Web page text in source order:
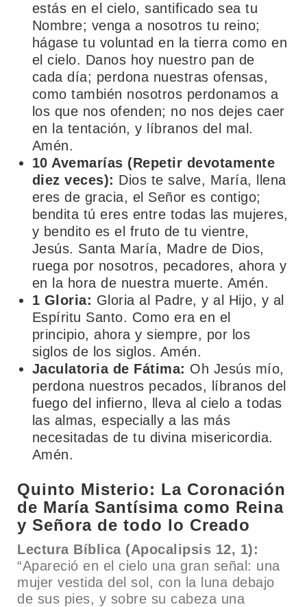
estás en el cielo, santificado sea tu
Nombre; venga a nosotros tu reino;
hágase tu voluntad en la tierra como en
el cielo. Danos hoy nuestro pan de
cada día; perdona nuestras ofensas,
como también nosotros perdonamos a
los que nos ofenden; no nos dejes caer
en la tentación, y líbranos del mal.
Amén.
10 Avemarías (Repetir devotamente
diez veces): Dios te salve, María, llena
eres de gracia, el Señor es contigo;
bendita tú eres entre todas las mujeres,
y bendito es el fruto de tu vientre,
Jesús. Santa María, Madre de Dios,
ruega por nosotros, pecadores, ahora y
en la hora de nuestra muerte. Amén.
1 Gloria: Gloria al Padre, y al Hijo, y al
Espíritu Santo. Como era en el
principio, ahora y siempre, por los
siglos de los siglos. Amén.
Jaculatoria de Fátima: Oh Jesús mío,
perdona nuestros pecados, líbranos del
fuego del infierno, lleva al cielo a todas
las almas, especially a las más
necesitadas de tu divina misericordia.
Amén.
Quinto Misterio: La Coronación
de María Santísima como Reina
y Señora de todo lo Creado
Lectura Bíblica (Apocalipsis 12, 1):
“Apareció en el cielo una gran señal: una
mujer vestida del sol, con la luna debajo
de sus pies, y sobre su cabeza una